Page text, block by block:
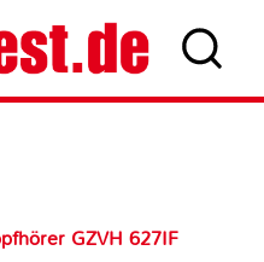
GZVH 627IF